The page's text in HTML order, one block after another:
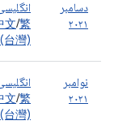
دسامبر
۲۰۲۱
文/繁
台灣)
نوامبر
۲۰۲۱
文/繁
台灣)